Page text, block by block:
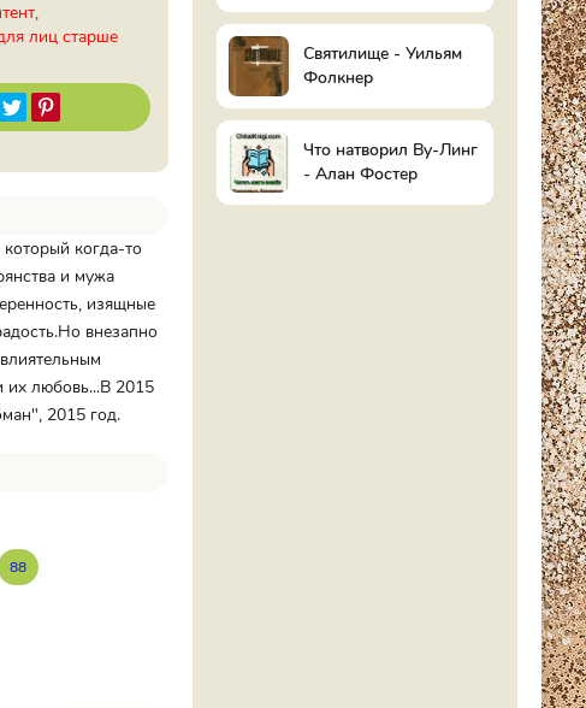
лиц старше
когда-то
и мужа
изящные
внезапно
их любовь...В 2015
2015 год.
88
Святилище - Уильям
Фолкнер
Что натворил Ву-Линг
- Алан Фостер